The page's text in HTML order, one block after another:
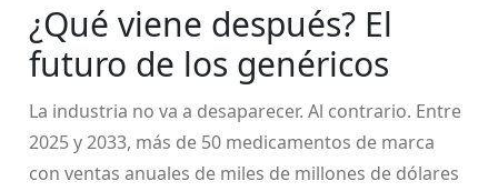
¿Qué viene después? El
futuro de los genéricos
La industria no va a desaparecer. Al contrario. Entre
2025 y 2033, más de 50 medicamentos de marca
con ventas anuales de miles de millones de dólares